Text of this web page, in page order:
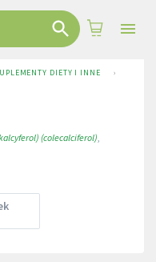
DIETY I INNE ›
(colecalciferol),